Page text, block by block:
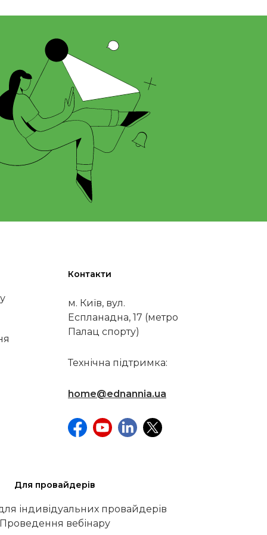
Контакти
м. Київ, вул.
Еспланадна, 17 (метро
Палац спорту)
Технічна підтримка:
home@ednannia.ua
Для провайдерів
індивідуальних провайдерів
Проведення вебінару